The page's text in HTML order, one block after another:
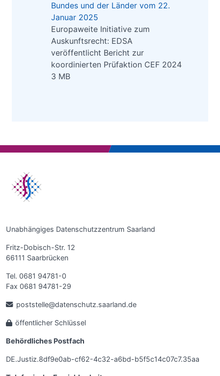
Bundes und der Länder vom 22.
Januar 2025
Europaweite Initiative zum
Auskunftsrecht: EDSA
veröffentlicht Bericht zur
koordinierten Prüfaktion CEF 2024
3 MB
Unabhängiges Datenschutzzentrum Saarland
Fritz-Dobisch-Str. 12
66111 Saarbrücken
Tel. 0681 94781-0
Fax 0681 94781-29
poststelle@datenschutz.saarland.de
öffentlicher Schlüssel
Behördliches Postfach
DE.Justiz.8df9e0ab-cf62-4c32-a6bd-b5f5c14c07c7.35aa